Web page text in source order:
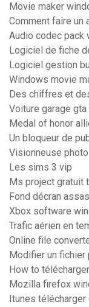
Movie maker
Comment faire un
Audio codec pack
Logiciel de fiche
Logiciel gestion
Windows movie
Des chiffres et
Voiture garage gta
Medal of honor
Un bloqueur de
Visionneuse
Les sims 3 vip
Ms project gratuit
Fond décran
Xbox software
Trafic aérien en
Online file
Modifier un
How to
Mozilla firefox
Itunes